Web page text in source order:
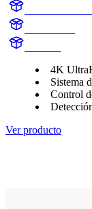
4K
Sistema
Control
Ver producto